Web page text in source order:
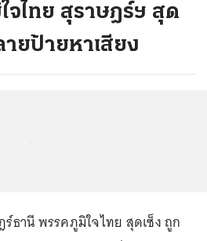
จไทย สุราษฎร์ฯ สุด
ยป้ายหาเสียง
ธานี พรรคภูมิใจไทย สุดเซ็ง ถูก